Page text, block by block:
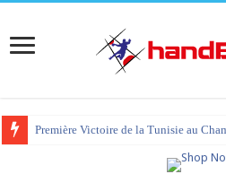
Première Victoire de la Tunisie au